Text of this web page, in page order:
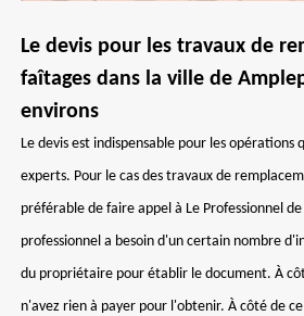
Le devis pour les travaux de
faîtages dans la ville de
environs
Le devis est indispensable pour les opérations
experts. Pour le cas des travaux de
préférable de faire appel à Le Professionnel
professionnel a besoin d'un certain nombre
du propriétaire pour établir le document. À
n'avez rien à payer pour l'obtenir. À côté de